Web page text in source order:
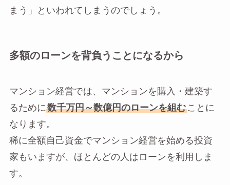
まう」といわれてしまうのでしょう。
多額のローンを背負うことになるから
マンション経営では、マンションを購入・建築す
るために 数千万円～数億円のローンを組むことに
なります。
稀に全額自己資金でマンション経営を始める投資
家もいますが、ほとんどの人はローンを利用しま
す。